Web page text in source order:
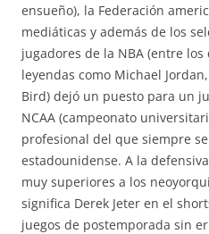
ensueño), la Federación
mediáticas y además de los
jugadores de la NBA (entre
leyendas como Michael
Bird) dejó un puesto para un
NCAA (campeonato
profesional del que siempre
estadounidense. A la
muy superiores a los
significa Derek Jeter en el
juegos de postemporada sin